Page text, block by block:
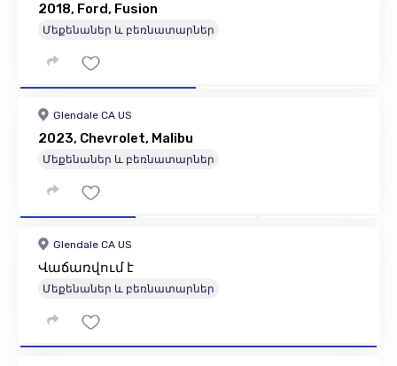
2018, Ford, Fusion
Մեքենաներ և բեռնատարներ
Glendale CA US
2023, Chevrolet, Malibu
Մեքենաներ և բեռնատարներ
Glendale CA US
Վաճառվում է
Մեքենաներ և բեռնատարներ